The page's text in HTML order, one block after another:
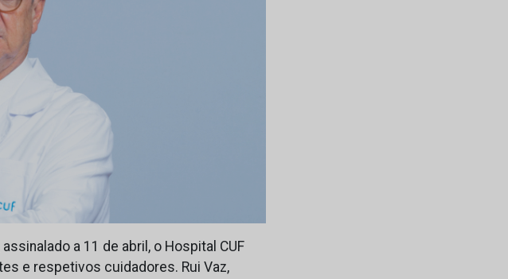
a 11 de abril, o Hospital CUF
e respetivos cuidadores. Rui Vaz,